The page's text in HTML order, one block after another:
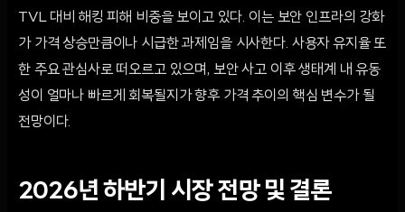
TVL 대비 해킹 피해 비중을 보이고 있다. 이는 보안 인프라의 강화
가 가격 상승만큼이나 시급한 과제임을 시사한다. 사용자 유지율 또
한 주요 관심사로 떠오르고 있으며, 보안 사고 이후 생태계 내 유동
성이 얼마나 빠르게 회복될지가 향후 가격 추이의 핵심 변수가 될
전망이다.
2026년 하반기 시장 전망 및 결론